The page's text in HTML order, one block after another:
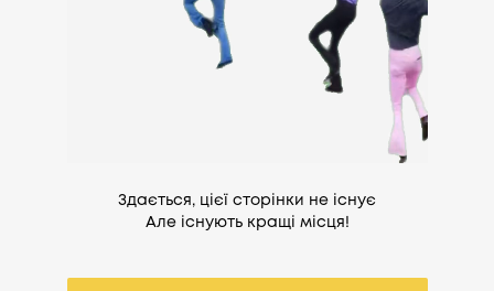
Здається, цієї сторінки не існує
Але існують кращі місця!